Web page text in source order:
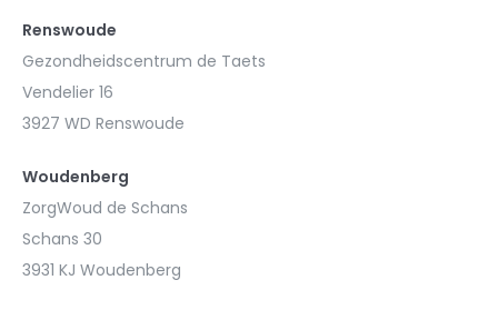
Renswoude
Gezondheidscentrum de Taets
Vendelier 16
3927 WD Renswoude
Woudenberg
ZorgWoud de Schans
Schans 30
3931 KJ Woudenberg